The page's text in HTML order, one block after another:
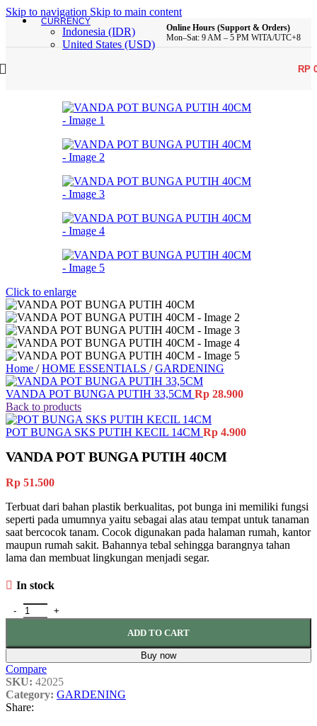
Skip to navigation Skip to main content
CURRENCY
Indonesia (IDR)
United States (USD)
Online Hours (Support & Orders)
Mon–Sat: 9 AM – 5 PM WITA/UTC+8
RP
Click to enlarge
Home / HOME ESSENTIALS / GARDENING
VANDA POT BUNGA PUTIH 33,5CM Rp 28.900
Back to products
POT BUNGA SKS PUTIH KECIL 14CM Rp 4.900
VANDA POT BUNGA PUTIH 40CM
Rp 51.500
Terbuat dari bahan plastik berkualitas, pot bunga ini memiliki fungsi
seperti pada umumnya yaitu sebagai alas atau tempat untuk tanaman
saat bercocok tanam. Cocok digunakan pada halaman rumah, kantor
maupun rumah sakit. Bahannya tebal sehingga barangnya tahan
lama dan membuat lingkungan menjadi segar.
In stock
VANDA POT BUNGA PUTIH 40CM quantity
ADD TO CART
Buy now
Compare
SKU: 42025
Category: GARDENING
Share: